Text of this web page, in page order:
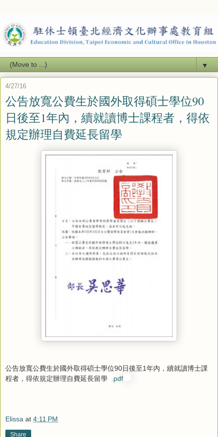
▼
4/27/16
公告放寬公費生於國外取得碩士學位90
日後至1年內，續就讀博士課程者，得依
規定辦理自費延長留學
公告放寬公費生於國外取得碩士學位90日後至1年內，續就讀博士課
程者，得依規定辦理自費延長留學
.pdf
Elissa at 4:11 PM
Share